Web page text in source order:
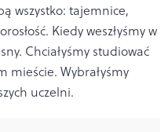
wszystko: tajemnice,
Kiedy weszłyśmy w
Chciałyśmy studiować
mieście. Wybrałyśmy
uczelni.